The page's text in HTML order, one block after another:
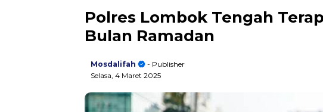
Polres Lombok Tengah
Bulan Ramadan
Mosdalifah
- Publisher
Selasa, 4 Maret 2025